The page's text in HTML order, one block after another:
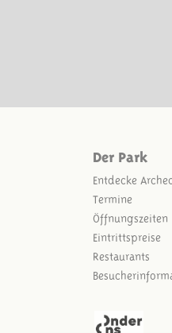
Der Park
Entdecke
Termine
Öffnungszeiten
Eintrittspreise
Restaurants